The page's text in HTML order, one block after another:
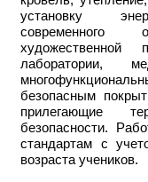
установку
современного
лаборатории,
безопасным
прилегающие
безопасности.
стандартам с
возраста учеников.